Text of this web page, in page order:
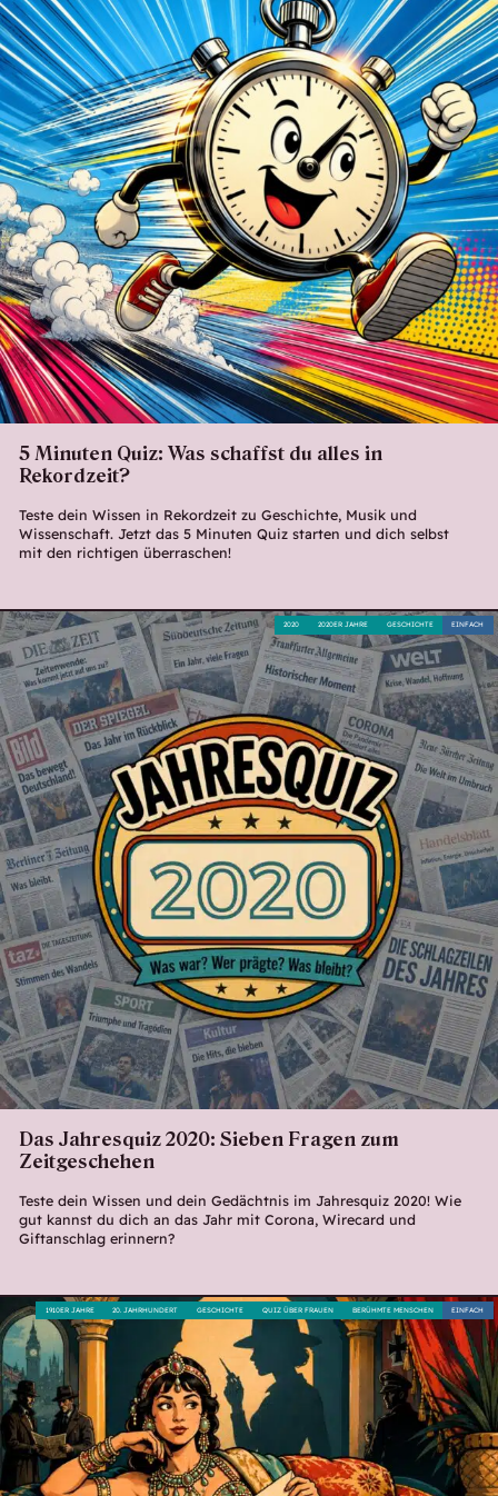
5 Minuten Quiz: Was schaffst du alles in
Rekordzeit?
Teste dein Wissen in Rekordzeit zu Geschichte, Musik und
Wissenschaft. Jetzt das 5 Minuten Quiz starten und dich selbst
mit den richtigen überraschen!
Das Jahresquiz 2020: Sieben Fragen zum
Zeitgeschehen
Teste dein Wissen und dein Gedächtnis im Jahresquiz 2020! Wie
gut kannst du dich an das Jahr mit Corona, Wirecard und
Giftanschlag erinnern?
EINFACH
GESCHICHTE
2020ER JAHRE
2020
EINFACH
BERÜHMTE MENSCHEN
QUIZ ÜBER FRAUEN
GESCHICHTE
20. JAHRHUNDERT
1910ER JAHRE